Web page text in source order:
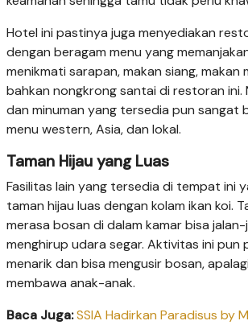
Hotel ini pastinya juga menyediakan
dengan beragam menu yang
menikmati sarapan, makan siang, makan
bahkan nongkrong santai di restoran ini.
dan minuman yang tersedia pun sangat
menu western, Asia, dan lokal.
Taman Hijau yang Luas
Fasilitas lain yang tersedia di tempat ini
taman hijau luas dengan kolam ikan koi.
merasa bosan di dalam kamar bisa jalan-
menghirup udara segar. Aktivitas ini pun
menarik dan bisa mengusir bosan,
membawa anak-anak.
Baca Juga:SSIA Hadirkan Paradisus by